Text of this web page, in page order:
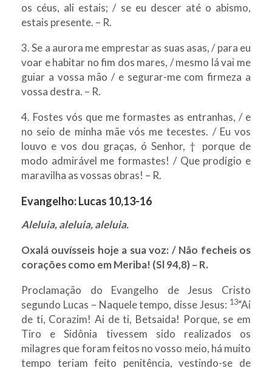
os céus, ali estais; / se eu descer até o abismo,
estais presente. – R.
3. Se a aurora me emprestar as suas asas, / para eu
voar e habitar no fim dos mares, / mesmo lá vai me
guiar a vossa mão / e segurar-me com firmeza a
vossa destra. – R.
4. Fostes vós que me formastes as entranhas, / e
no seio de minha mãe vós me tecestes. / Eu vos
louvo e vos dou graças, ó Senhor, † porque de
modo admirável me formastes! / Que prodígio e
maravilha as vossas obras! – R.
Evangelho:Lucas 10,13-16
Aleluia, aleluia, aleluia.
Oxalá ouvísseis hoje a sua voz: / Não fecheis os
corações como em Meriba! (Sl 94,8) – R.
Proclamação do Evangelho de Jesus Cristo
segundo Lucas – Naquele tempo, disse Jesus: 13“Ai
de ti, Corazim! Ai de ti, Betsaida! Porque, se em
Tiro e Sidônia tivessem sido realizados os
milagres que foram feitos no vosso meio, há muito
tempo teriam feito penitência, vestindo-se de